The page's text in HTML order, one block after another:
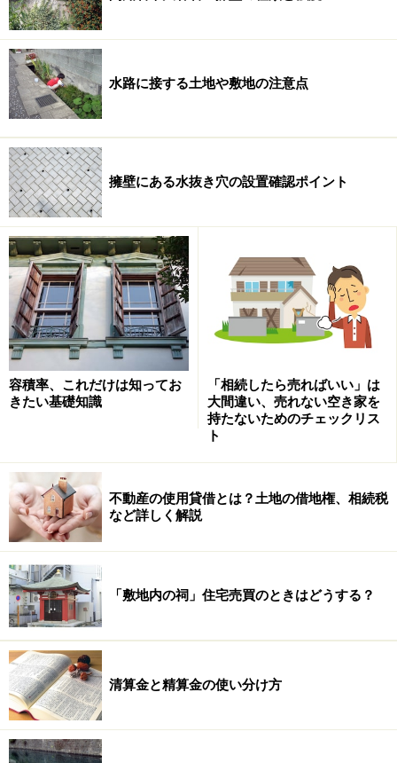
水路に接する土地や敷地の注意点
擁壁にある水抜き穴の設置確認ポイント
容積率、これだけは知ってお
きたい基礎知識
「相続したら売ればいい」は
大間違い、売れない空き家を
持たないためのチェックリス
ト
不動産の使用貸借とは？土地の借地権、相続税
など詳しく解説
「敷地内の祠」住宅売買のときはどうする？
清算金と精算金の使い分け方